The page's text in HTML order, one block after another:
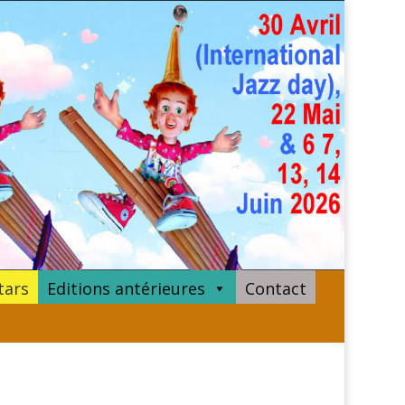
Editions antérieures
Contact